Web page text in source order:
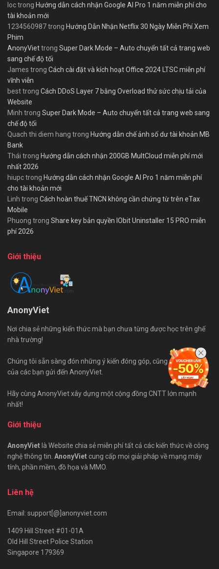
loctrong Hướng dẫn cách nhận Google AI Pro 1 năm miễn phí cho
tài khoản mới
1234560987trong Hướng Dẫn Nhận Netflix 30 Ngày Miễn Phí Xem
Phim
AnonyViettrong Super Dark Mode – Auto chuyển tất cả trang web
sang chế độ tối
James trong Cách cài đặt và kích hoạt Office 2024 LTSC miễn phí
vĩnh viễn
besttrong Cách DDoS Layer 7 bằng Overload thử sức chịu tải của
Website
Minh trong Super Dark Mode – Auto chuyển tất cả trang web sang
chế độ tối
Quach thi diem hang trong Hướng dẫn chế ảnh số dư tài khoản MB
Bank
Thái trong Hướng dẫn cách nhận 200GB MultCloud miễn phí mới
nhất 2026
hiupctrong Hướng dẫn cách nhận Google AI Pro 1 năm miễn phí
cho tài khoản mới
Linh trong Cách hoàn thuế TNCN không cần chứng từ trên eTax
Mobile
Phuong trong Share key bản quyền IObit Uninstaller 15 PRO miễn
phí 2026
Giới thiệu
AnonyViet
Nơi chia sẻ những kiến thức mà bạn chưa từng được học trên ghế
nhà trường!
Chúng tôi sẵn sàng đón những ý kiến đóng góp, cũng như bài viết
của các bạn gửi đến AnonyViet.
Hãy cùng AnonyViet xây dựng một cộng đồng CNTT lớn mạnh
nhất!
Giới thiệu
AnonyVietlà Website chia sẻ miễn phí tất cả các kiến thức về công
nghệ thông tin. AnonyViet cung cấp mọi giải pháp về mạng máy
tính, phần mềm, đồ họa và MMO.
Liên hệ
Email: support[@]anonyviet.com
1409 Hill Street #01-01A
Old Hill Street Police Station
Singapore 179369